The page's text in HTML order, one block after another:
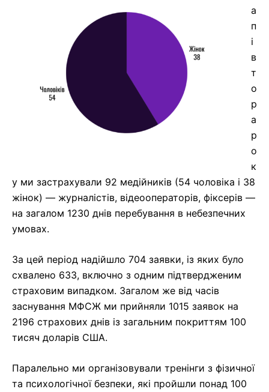
а
п
і
в
т
о
р
а
р
о
к
у ми застрахували 92 медійників (54 чоловіка і 38
жінок) — журналістів, відеооператорів, фіксерів —
на загалом 1230 днів перебування в небезпечних
умовах.
За цей період надійшло 704 заявки, із яких було
схвалено 633, включно з одним підтвердженим
страховим випадком. Загалом же від часів
заснування МФСЖ ми прийняли 1015 заявок на
2196 страхових днів із загальним покриттям 100
тисяч доларів США.
Паралельно ми організовували тренінги з фізичної
та психологічної безпеки, які пройшли понад 100